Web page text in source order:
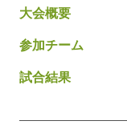
大会概要
参加チーム
試合結果